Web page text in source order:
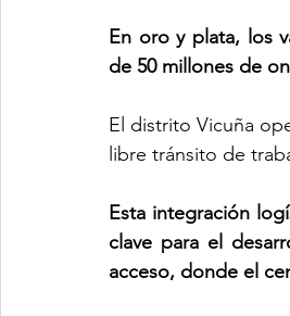
En oro y plata, los
de 50 millones de
El distrito Vicuña
libre tránsito de
Esta integración
clave para el
acceso, donde el